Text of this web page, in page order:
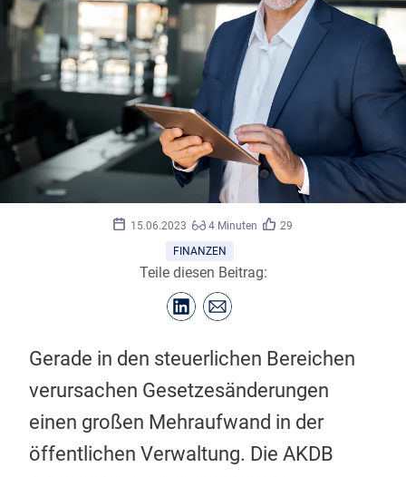
15.06.2023 4 Minuten
29
FINANZEN
Teile diesen Beitrag:
Gerade in den steuerlichen Bereichen
verursachen Gesetzesänderungen
einen großen Mehraufwand in der
öffentlichen Verwaltung. Die AKDB